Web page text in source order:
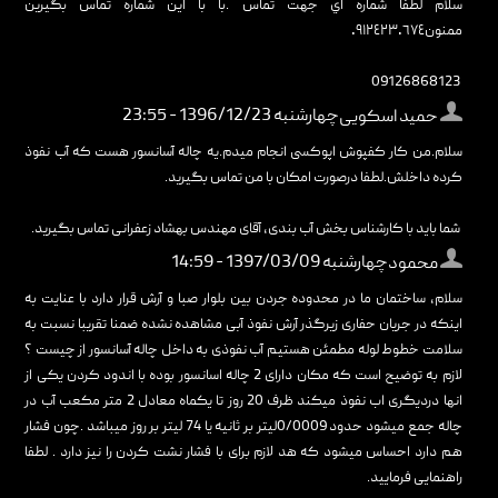
سلام لطفا شماره اي جهت تماس .با با اين شماره تماس بگيرين
ممنون٠٩١٢٤٢٣٠٦٧٤
09126868123
حمید اسکوییچهارشنبه 1396/12/23 - 23:55
سلام.من کار کفپوش اپوکسی انجام میدم.یه چاله آسانسور هست که آب نفوذ
کرده داخلش.لطفا درصورت امکان با من تماس بگیرید.
شما باید با کارشناس بخش آب بندی، آقای مهندس بهشاد زعفرانی تماس بگیرید.
محمودچهارشنبه 1397/03/09 - 14:59
سلام، ساختمان ما در محدوده جردن بین بلوار صبا و آرش قرار دارد با عنایت به
اینکه در جریان حفاری زیرگذر آرش نفوذ آبی مشاهده نشده ضمنا تقریبا نسبت به
سلامت خطوط لوله مطمئن هستیم آب نفوذی به داخل چاله آسانسور از چیست ؟
لازم به توضیح است که مکان دارای 2 چاله اسانسور بوده با اندود کردن یکی از
انها دردیگری اب نفوذ میکند ظرف 20 روز تا یکماه معادل 2 متر مکعب آب در
چاله جمع میشود حدود 0/0009لیتر بر ثانیه یا 74 لیتر بر روز میباشد .چون فشار
هم دارد احساس میشود که هد لازم برای با فشار نشت کردن را نیز دارد . لطفا
راهنمایی فرمایید.